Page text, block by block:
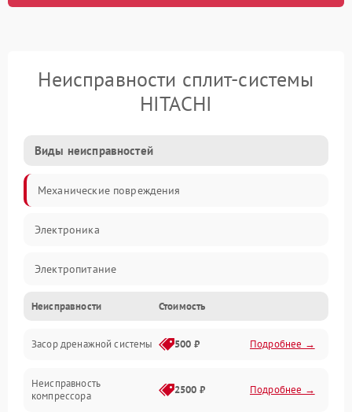
Неисправности сплит-системы
HITACHI
Виды неисправностей
Механические повреждения
Электроника
Электропитание
Вентиляция
Холод
Обогрев
Неисправности Стоимость
Засор дренажной системы 500 ₽ Подробнее →
Неисправность
компрессора
2500 ₽ Подробнее →